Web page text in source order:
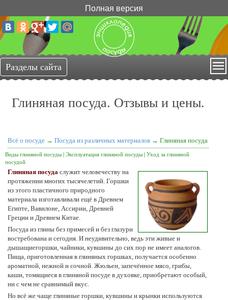
Полная версия
Глиняная посуда. Отзывы и цены.
Всё о посуде → Посуда из различных материалов → Глиняная посуда
Виды глиняной посуды | Эксплуатация глиняной посуды | Уход за глиняной
посудой
Глиняная посуда служит человечеству на
протяжении многих тысячелетий. Горшки
из этого пластичного природного
материала изготавливали ещё в Древнем
Египте, Вавилоне, Ассирии, Древней
Греции и Древнем Китае.
Посуда из глины без примесей и без глазури
востребована и сегодня. И неудивительно, ведь эти живые и
дышащиегоршки, чайники, кувшины до сих пор не имеет аналогов.
Пища, приготовленная в глиняных горшках, получается особенно
ароматной, нежной и сочной. Жюльен, запечённое мясо, грибы,
каши, томящиеся в глиняной посуде в духовке, приобретают особый,
ни с чем не сравнимый вкус.
Но всё же чаще глиняные горшки, кувшины и крынки используются